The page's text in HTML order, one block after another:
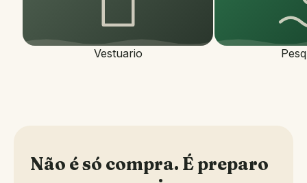
Vestuario
Não é só compra. É preparo